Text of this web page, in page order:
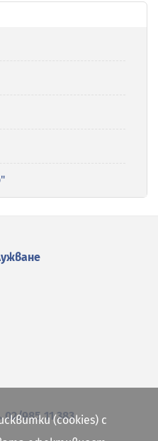
02/985 11 383(cookies) с